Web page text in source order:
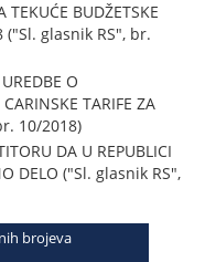
TEKUĆE BUDŽETSKE
("Sl. glasnik RS", br.
O
TARIFE ZA
10/2018)
DA U REPUBLICI
DELO ("Sl. glasnik RS",
brojeva